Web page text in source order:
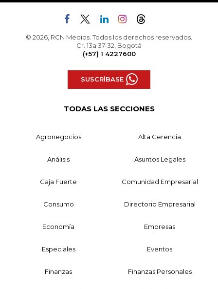
© 2026, RCN Medios. Todos los derechos reservados.
Cr. 13a 37-32, Bogotá
(+57) 1 4227600
SUSCRÍBASE
TODAS LAS SECCIONES
Agronegocios Alta Gerencia
Análisis Asuntos Legales
Caja Fuerte Comunidad Empresarial
Consumo Directorio Empresarial
Economía Empresas
Especiales Eventos
Finanzas Finanzas Personales